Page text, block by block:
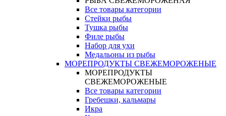
Все товары категории
Стейки рыбы
Тушка рыбы
Филе рыбы
Набор для ухи
Медальоны из рыбы
МОРЕПРОДУКТЫ СВЕЖЕМОРОЖЕНЫЕ
МОРЕПРОДУКТЫ
СВЕЖЕМОРОЖЕНЫЕ
Все товары категории
Гребешки, кальмары
Икра